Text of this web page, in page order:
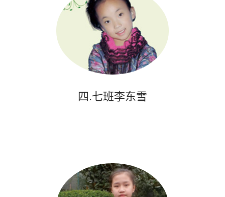
四.七班李东雪